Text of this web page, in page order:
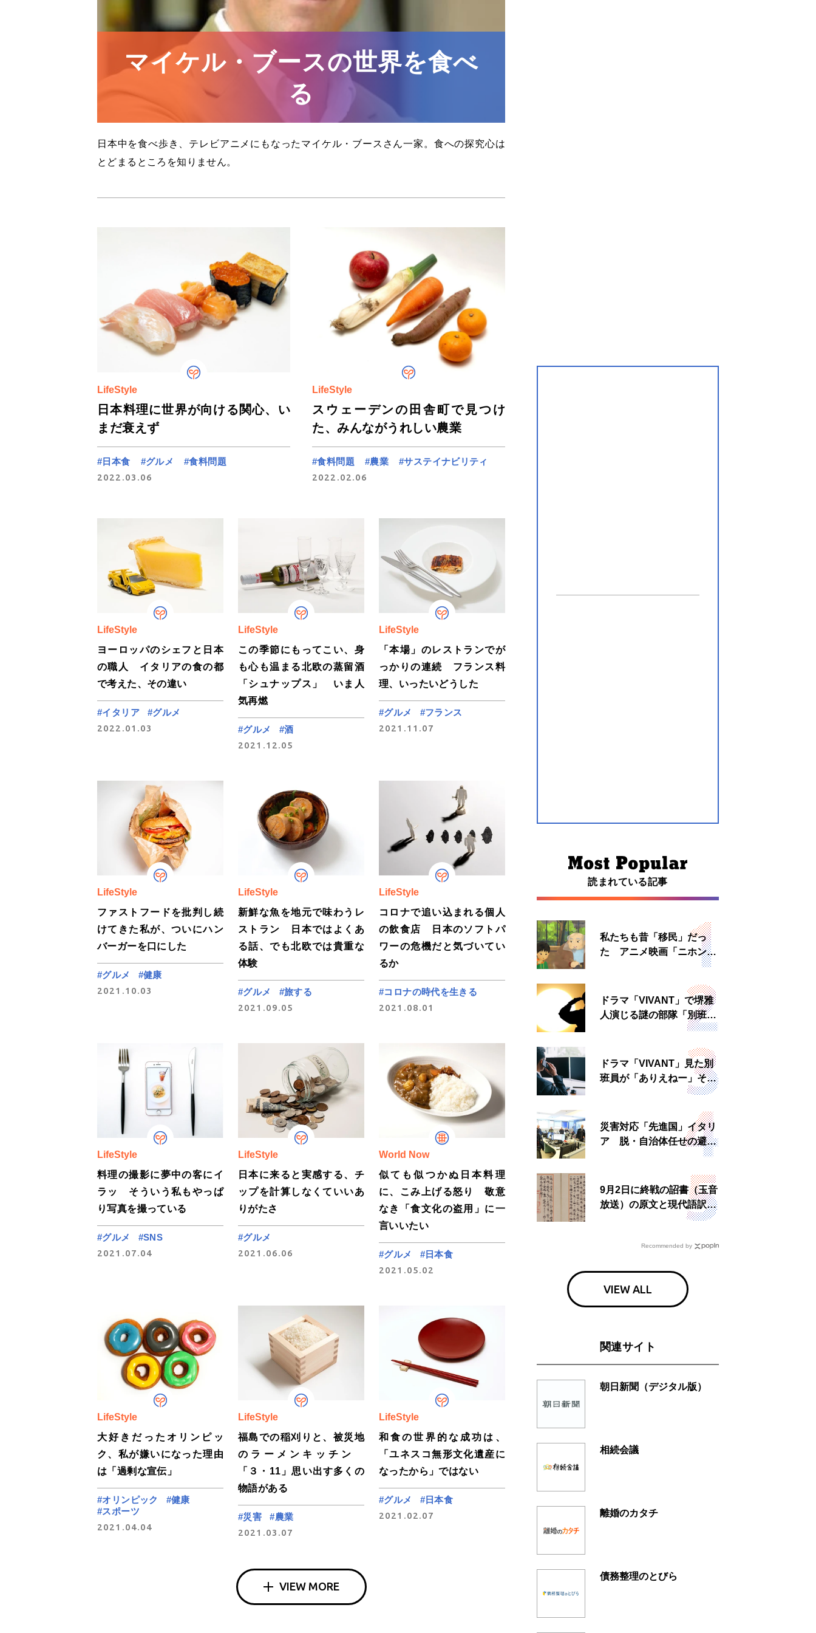
マイケル・ブースの世界を食べ
る
日本中を食べ歩き、テレビアニメにもなったマイケル・ブースさん一家。食への探究心は
とどまるところを知りません。
LifeStyle
日本料理に世界が向ける関心、い
まだ衰えず
#日本食 #グルメ
#食料問題
2022.03.06
LifeStyle
スウェーデンの田舎町で見つけ
た、みんながうれしい農業
#食料問題 #農業
#サステイナビリティ
2022.02.06
LifeStyle
ヨーロッパのシェフと日本
の職人 イタリアの食の都
で考えた、その違い
#イタリア
#グルメ
2022.01.03
LifeStyle
この季節にもってこい、身
も心も温まる北欧の蒸留酒
「シュナップス」 いま人
気再燃
#グルメ
#酒
2021.12.05
LifeStyle
「本場」のレストランでが
っかりの連続 フランス料
理、いったいどうした
#グルメ
#フランス
2021.11.07
LifeStyle
ファストフードを批判し続
けてきた私が、ついにハン
バーガーを口にした
#グルメ
#健康
2021.10.03
LifeStyle
新鮮な魚を地元で味わうレ
ストラン 日本ではよくあ
る話、でも北欧では貴重な
体験
#グルメ
#旅する
2021.09.05
LifeStyle
コロナで追い込まれる個人
の飲食店 日本のソフトパ
ワーの危機だと気づいてい
るか
#コロナの時代を生きる
2021.08.01
LifeStyle
料理の撮影に夢中の客にイ
ラッ そういう私もやっぱ
り写真を撮っている
#グルメ
#SNS
2021.07.04
LifeStyle
日本に来ると実感する、チ
ップを計算しなくていいあ
りがたさ
#グルメ
2021.06.06
World Now
似ても似つかぬ日本料理
に、こみ上げる怒り 敬意
なき「食文化の盗用」に一
言いいたい
#グルメ
#日本食
2021.05.02
LifeStyle
大好きだったオリンピッ
ク、私が嫌いになった理由
は「過剰な宣伝」
#オリンピック
#健康
#スポーツ
2021.04.04
LifeStyle
福島での稲刈りと、被災地
のラーメンキッチン
「３・11」思い出す多くの
物語がある
#災害
#農業
2021.03.07
LifeStyle
和食の世界的な成功は、
「ユネスコ無形文化遺産に
なったから」ではない
#グルメ
#日本食
2021.02.07
VIEW MORE
読まれている記事
私たちも昔「移民」だっ
た アニメ映画「ニホンジ
ドラマ「VIVANT」で堺雅
人演じる謎の部隊「別班」
は実在する？内情知る人物
ドラマ「VIVANT」見た別
班員が「ありえねー」その
理由とは 非公然組織ゆえ
災害対応「先進国」イタリ
ア 脱・自治体任せの避難
所運営、被災者への温かい
9月2日に終戦の詔書（玉音
放送）の原文と現代語訳を
読む もう一つの「終戦の
Recommended by
VIEW ALL
関連サイト
朝日新聞（デジタル版）
相続会議
離婚のカタチ
債務整理のとびら